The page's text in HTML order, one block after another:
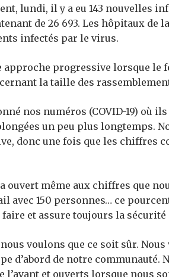
lundi, il y a eu 143 nouvelles
de 26 693. Les hôpitaux
infectés par le virus.
approche progressive lorsque le
la taille des
nos numéros (COVID-19) où
un peu plus longtemps.
donc une fois que les chiffres
ouvert même aux chiffres que
avec 150 personnes… ce
et assure toujours la sécurité
voulons que ce soit sûr.
d’abord de notre communauté.
l’avant et ouverts lorsque nous